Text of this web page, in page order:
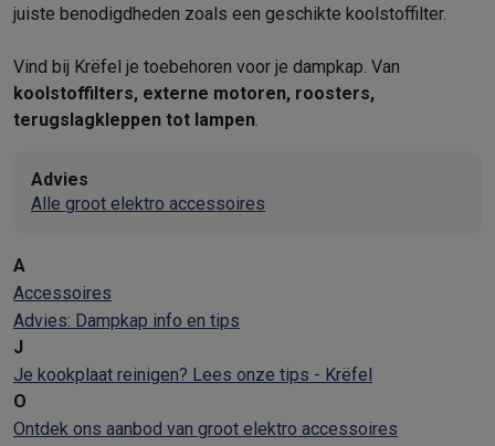
juiste benodigdheden zoals een geschikte koolstoffilter.
Vind bij Krëfel je toebehoren voor je dampkap. Van
koolstoffilters, externe motoren, roosters,
terugslagkleppen tot lampen.
Advies
Alle groot elektro accessoires
A
Accessoires
Advies: Dampkap info en tips
J
Je kookplaat reinigen? Lees onze tips - Krëfel
O
Ontdek ons aanbod van groot elektro accessoires